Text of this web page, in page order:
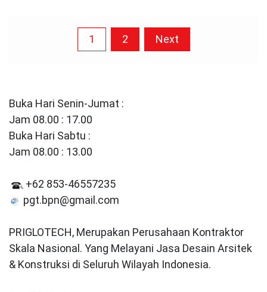
1 2 Next
Buka Hari Senin-Jumat :
Jam 08.00 : 17.00
Buka Hari Sabtu :
Jam 08.00 : 13.00
+62 853-46557235
pgt.bpn@gmail.com
PRIGLOTECH, Merupakan Perusahaan Kontraktor
Skala Nasional. Yang Melayani Jasa Desain Arsitek
& Konstruksi di Seluruh Wilayah Indonesia.